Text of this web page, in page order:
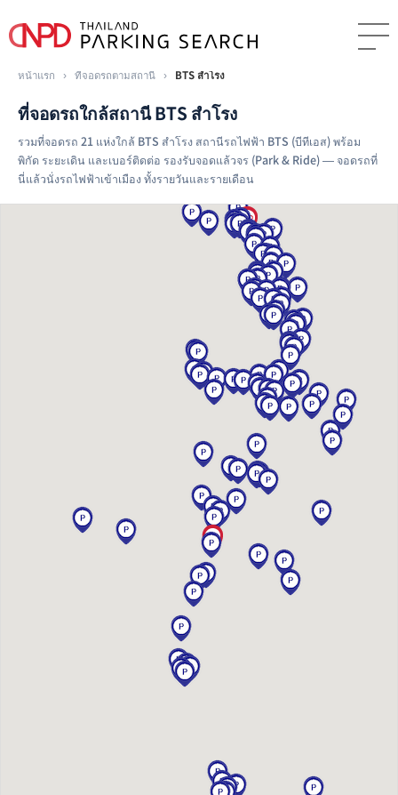
หน้าแรก › ที่จอดรถตามสถานี › BTS สำโรง
ที่จอดรถใกล้สถานี BTS สำโรง
รวมที่จอดรถ 21 แห่งใกล้ BTS สำโรง สถานีรถไฟฟ้า BTS (บีทีเอส) พร้อม
พิกัด ระยะเดิน และเบอร์ติดต่อ รองรับจอดแล้วจร (Park & Ride) — จอดรถที่
นี่แล้วนั่งรถไฟฟ้าเข้าเมือง ทั้งรายวันและรายเดือน